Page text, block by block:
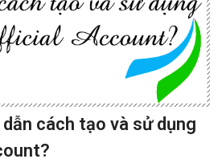
cách tạo và sử dụng